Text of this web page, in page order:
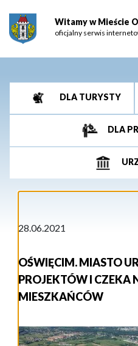
Witamy w Mieście
oficjalny serwis
DLA TURYSTY
DLA
28.06.2021
OŚWIĘCIM. MIASTO
PROJEKTÓW I CZEKA
MIESZKAŃCÓW